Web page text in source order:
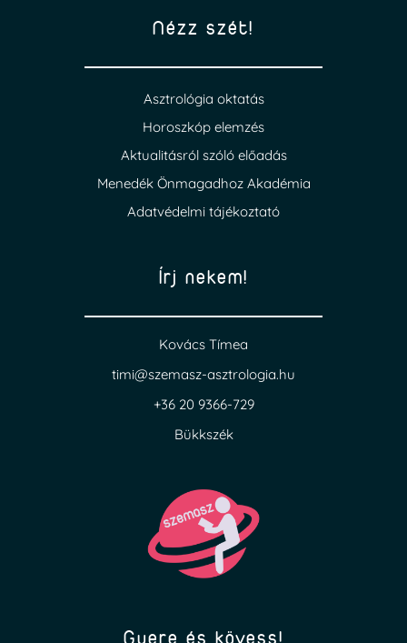
Nézz szét!
Asztrológia oktatás
Horoszkóp elemzés
Aktualitásról szóló előadás
Menedék Önmagadhoz Akadémia
Adatvédelmi tájékoztató
Írj nekem!
Kovács Tímea
timi@szemasz-asztrologia.hu
+36 20 9366-729
Bükkszék
Gyere és kövess!